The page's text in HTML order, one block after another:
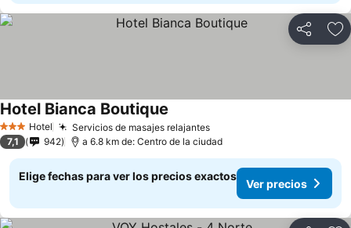
Compartir
3 Estrellas
Hotel Servicios de masajes relajantesVer precios
Hotel Bianca Boutique
7,1 942 a 6.8 km de: Centro de la ciudad
Elige fechas para ver los precios exactos
Ver precios